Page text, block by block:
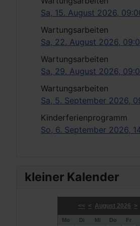
Sa, 15. August 2026,
Wartungsarbeiten
Sa, 22. August 2026,
Wartungsarbeiten
Sa, 29. August 2026,
Wartungsarbeiten
Sa, 5. September 2026,
Kinderferienprogramm
So, 6. September 2026,
kleiner Kalender
<< < August 2026 >
Mo Di Mi Do Fr